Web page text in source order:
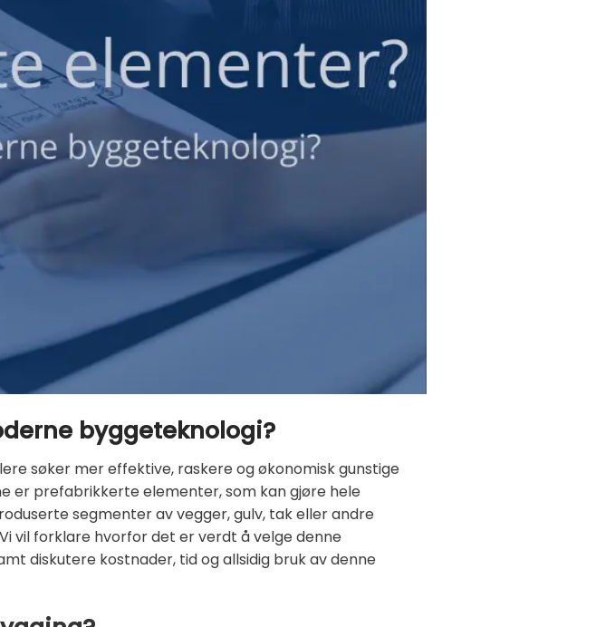
byggeteknologi?
søker mer effektive, raskere og økonomisk gunstige
er prefabrikkerte elementer, som kan gjøre hele
segmenter av vegger, gulv, tak eller andre
vil forklare hvorfor det er verdt å velge denne
diskutere kostnader, tid og allsidig bruk av denne